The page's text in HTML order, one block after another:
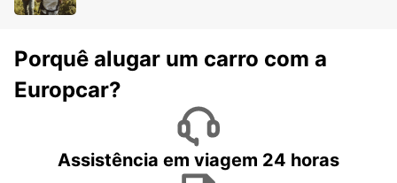
Porquê alugar um carro com a
Europcar?
Assistência em viagem 24 horas